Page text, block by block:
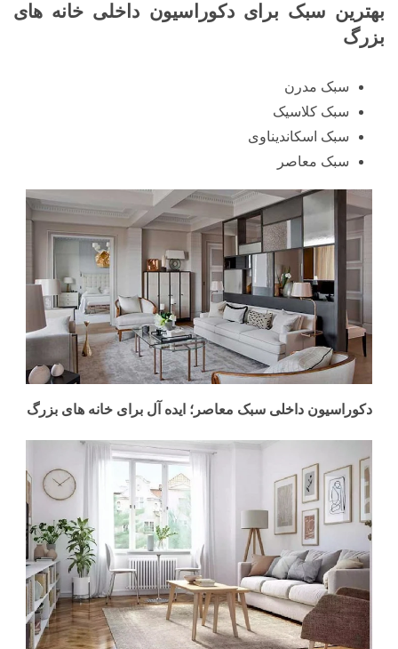
بهترین سبک برای دکوراسیون داخلی خانه های
بزرگ
سبک مدرن
سبک کلاسیک
سبک اسکاندیناوی
سبک معاصر
دکوراسیون داخلی سبک معاصر؛ ایده آل برای خانه های بزرگ